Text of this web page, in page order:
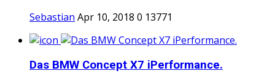
Sebastian Apr 10, 2018 0 13771
Das BMW Concept X7 iPerformance.